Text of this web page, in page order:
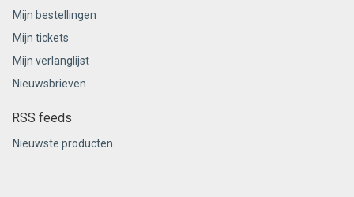
Mijn bestellingen
Mijn tickets
Mijn verlanglijst
Nieuwsbrieven
RSS feeds
Nieuwste producten